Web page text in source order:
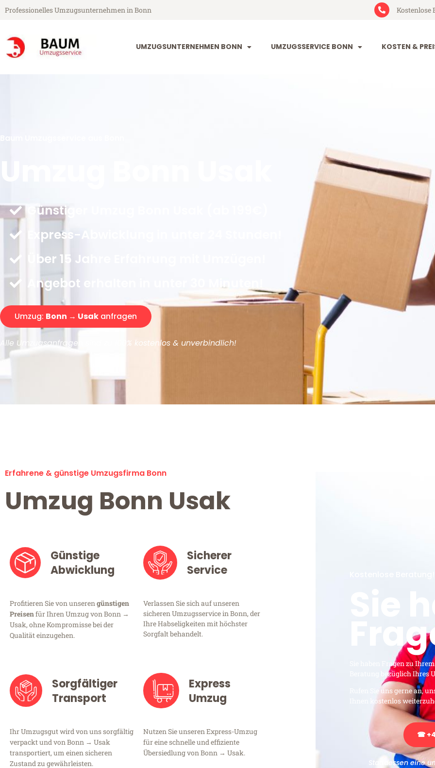
Professionelles Umzugsunternehmen in Bonn Kostenlose
UMZUGSUNTERNEHMEN BONN UMZUGSSERVICE BONN KOSTEN &
Günstiger Umzug Bonn Usak (ab 199€)
Express-Abwicklung in unter 24 Stunden!
Über 15 Jahre Erfahrung mit Umzügen!
Angebot erhalten in unter 30 Minuten!
Umzug: Bonn → Usak anfragen
Alle Umzugsanfragen sind zu 100% kostenlos & unverbindlich!
Erfahrene & günstige Umzugsfirma Bonn
Umzug Bonn Usak
Günstige
Abwicklung
Profitieren Sie von unserengünstigen
Preisenfür Ihren Umzug von Bonn →
Usak, ohne Kompromisse bei der
Qualität einzugehen.
Sicherer
Service
Verlassen Sie sich auf unseren
sicheren Umzugsservice in Bonn, der
Ihre Habseligkeiten mit höchster
Sorgfalt behandelt.
Sorgfältiger
Transport
Ihr Umzugsgut wird von uns sorgfältig
verpackt und von Bonn → Usak
transportiert, um einen sicheren
Zustand zu gewährleisten.
Express
Umzug
Nutzen Sie unseren Express-Umzug
für eine schnelle und effiziente
Übersiedlung von Bonn → Usak.
Sie
Sie haben Fragen zu
Beratung bezüglich Ihres
Rufen Sie uns gerne an,
Ihnen kostenlos
☎
Stattdessen eine